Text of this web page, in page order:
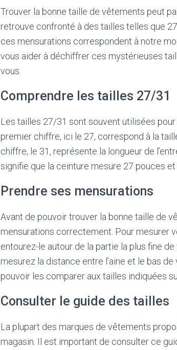
Trouver la bonne taille de vêtements peut
retrouve confronté à des tailles telles que
ces mensurations correspondent à notre
vous aider à déchiffrer ces mystérieuses
vous.
Comprendre les tailles 27/31
Les tailles 27/31 sont souvent utilisées
premier chiffre, ici le 27, correspond à la
chiffre, le 31, représente la longueur de
signifie que la ceinture mesure 27 pouces
Prendre ses mensurations
Avant de pouvoir trouver la bonne taille de
mensurations correctement. Pour mesurer
entourez-le autour de la partie la plus fine
mesurez la distance entre l’aine et le bas
pouvoir les comparer aux tailles indiquées
Consulter le guide des tailles
La plupart des marques de vêtements
magasin. Il est important de consulter ce